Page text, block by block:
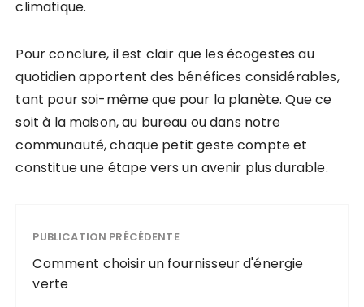
climatique.
Pour conclure, il est clair que les écogestes au
quotidien apportent des bénéfices considérables,
tant pour soi-même que pour la planète. Que ce
soit à la maison, au bureau ou dans notre
communauté, chaque petit geste compte et
constitue une étape vers un avenir plus durable.
PUBLICATION PRÉCÉDENTE
Comment choisir un fournisseur d'énergie
verte